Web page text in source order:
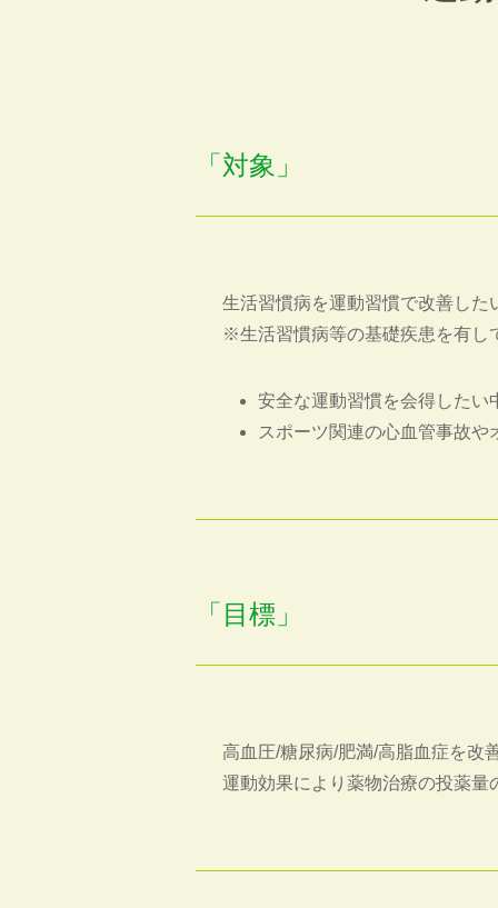
「対象」
生活習慣病を運動習慣で改善し
※生活習慣病等の基礎疾患を有し
安全な運動習慣を会得したい
スポーツ関連の心血管事故
「目標」
高血圧/糖尿病/肥満/高脂血症を改
運動効果により薬物治療の投薬量